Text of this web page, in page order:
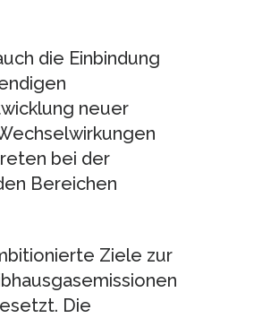
die Einbindung
neuer
bei der
Bereichen
Ziele zur
Die